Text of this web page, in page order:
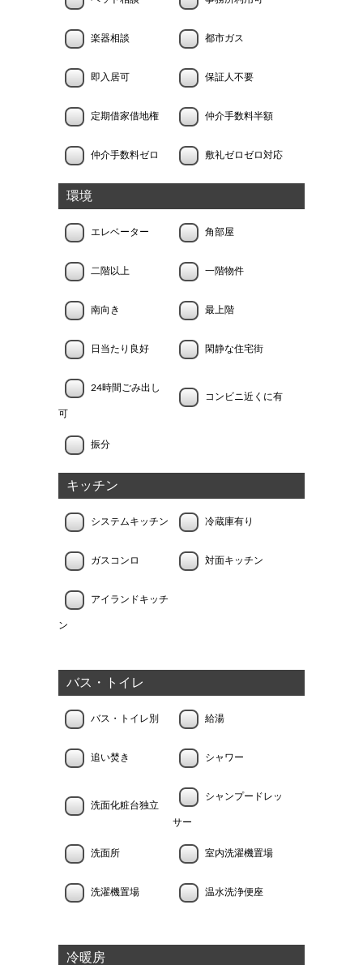
楽器相談 都市ガス
即入居可 保証人不要
定期借家借地権 仲介手数料半額
仲介手数料ゼロ 敷礼ゼロゼロ対応
環境
エレベーター 角部屋
二階以上 一階物件
南向き 最上階
日当たり良好 閑静な住宅街
24時間ごみ出し
可
コンビニ近くに有
振分
キッチン
システムキッチン 冷蔵庫有り
ガスコンロ 対面キッチン
アイランドキッチ
ン
バス・トイレ
バス・トイレ別 給湯
追い焚き シャワー
洗面化粧台独立
シャンプードレッ
サー
洗面所 室内洗濯機置場
洗濯機置場 温水洗浄便座
冷暖房